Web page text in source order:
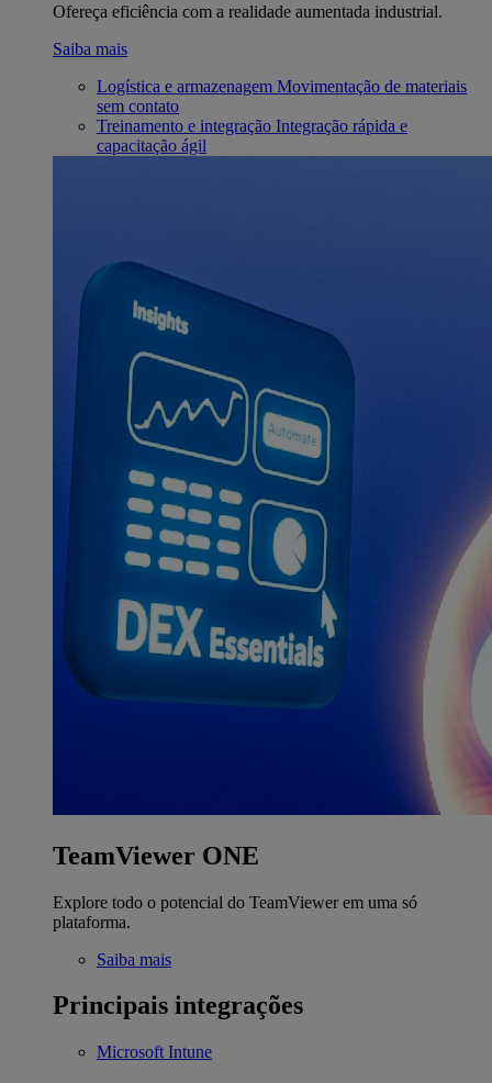
Ofereça eficiência com a realidade aumentada industrial.
Saiba mais
Logística e armazenagem Movimentação de materiais
sem contato
Treinamento e integração Integração rápida e
capacitação ágil
TeamViewer ONE
Explore todo o potencial do TeamViewer em uma só
plataforma.
Saiba mais
Principais integrações
Microsoft Intune